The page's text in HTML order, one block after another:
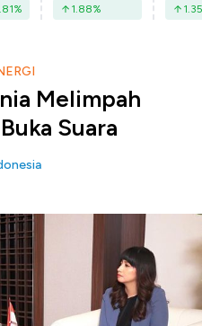
% 1.88% 1.35
Melimpah
Suara